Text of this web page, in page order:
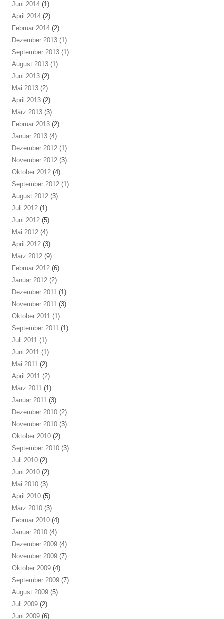
Juni 2014 (1)
April 2014 (2)
Februar 2014 (2)
Dezember 2013 (1)
September 2013 (1)
August 2013 (1)
Juni 2013 (2)
Mai 2013 (2)
April 2013 (2)
März 2013 (3)
Februar 2013 (2)
Januar 2013 (4)
Dezember 2012 (1)
November 2012 (3)
Oktober 2012 (4)
September 2012 (1)
August 2012 (3)
Juli 2012 (1)
Juni 2012 (5)
Mai 2012 (4)
April 2012 (3)
März 2012 (9)
Februar 2012 (6)
Januar 2012 (2)
Dezember 2011 (1)
November 2011 (3)
Oktober 2011 (1)
September 2011 (1)
Juli 2011 (1)
Juni 2011 (1)
Mai 2011 (2)
April 2011 (2)
März 2011 (1)
Januar 2011 (3)
Dezember 2010 (2)
November 2010 (3)
Oktober 2010 (2)
September 2010 (3)
Juli 2010 (2)
Juni 2010 (2)
Mai 2010 (3)
April 2010 (5)
März 2010 (3)
Februar 2010 (4)
Januar 2010 (4)
Dezember 2009 (4)
November 2009 (7)
Oktober 2009 (4)
September 2009 (7)
August 2009 (5)
Juli 2009 (2)
Juni 2009 (6)